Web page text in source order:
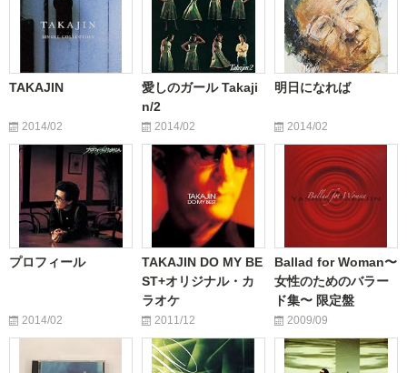
TAKAJIN
2014/02
愛しのガール Takaji
n/2
2014/02
明日になれば
2014/02
プロフィール
2014/02
TAKAJIN DO MY BE
ST+オリジナル・カ
ラオケ
2011/12
Ballad for Woman〜
女性のためのバラー
ド集〜 限定盤
2009/09